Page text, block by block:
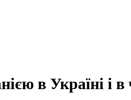
в Україні і в